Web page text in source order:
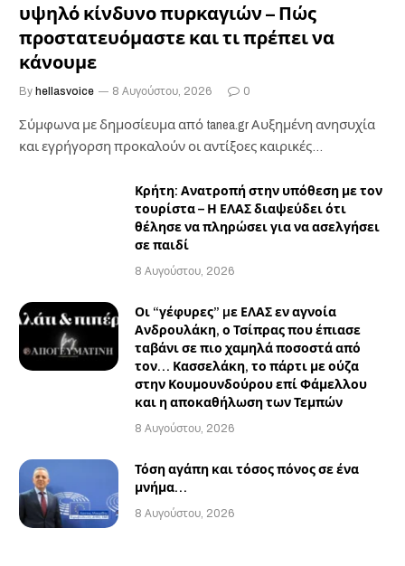
υψηλό κίνδυνο πυρκαγιών – Πώς
προστατευόμαστε και τι πρέπει να
κάνουμε
By hellasvoice 8 Αυγούστου, 2026 0
Σύμφωνα με δημοσίευμα από tanea.gr Αυξημένη ανησυχία
και εγρήγορση προκαλούν οι αντίξοες καιρικές
Κρήτη: Ανατροπή στην υπόθεση με τον
τουρίστα – Η ΕΛΑΣ διαψεύδει ότι
θέλησε να πληρώσει για να ασελγήσει
σε παιδί
8 Αυγούστου, 2026
Οι “γέφυρες” µε ΕΛΑΣ εν αγνοία
Ανδρουλάκη, ο Τσίπρας που έπιασε
ταβάνι σε πιο χαμηλά ποσοστά από
τον… Κασσελάκη, το πάρτι με ούζα
στην Κουμουνδούρου επί Φάμελλου
και η αποκαθήλωση των Τεμπών
8 Αυγούστου, 2026
Τόση αγάπη και τόσος πόνος σε ένα
μνήμα…
8 Αυγούστου, 2026